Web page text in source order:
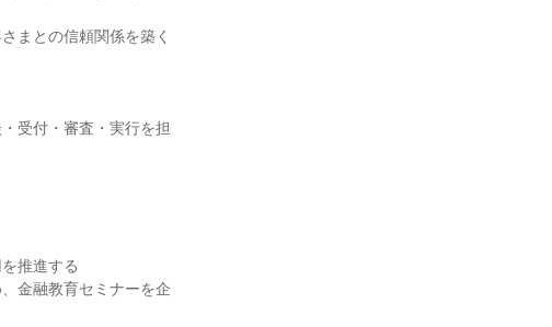
まとの信頼関係を築く
受付・審査・実行を担
推進する
金融教育セミナーを企